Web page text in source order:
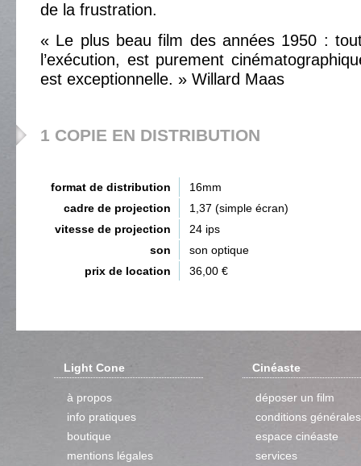
de la frustration.
« Le plus beau film des années 1950 :
l’exécution, est purement
est exceptionnelle. » Willard Maas
1 COPIE EN DISTRIBUTION
format de distribution
16mm
cadre de projection
1,37 (simple écran)
vitesse de projection
24 ips
son
son optique
prix de location
36,00 €
Light Cone
à propos
info pratiques
boutique
mentions légales
Cinéaste
déposer un film
conditions générales
espace cinéaste
services